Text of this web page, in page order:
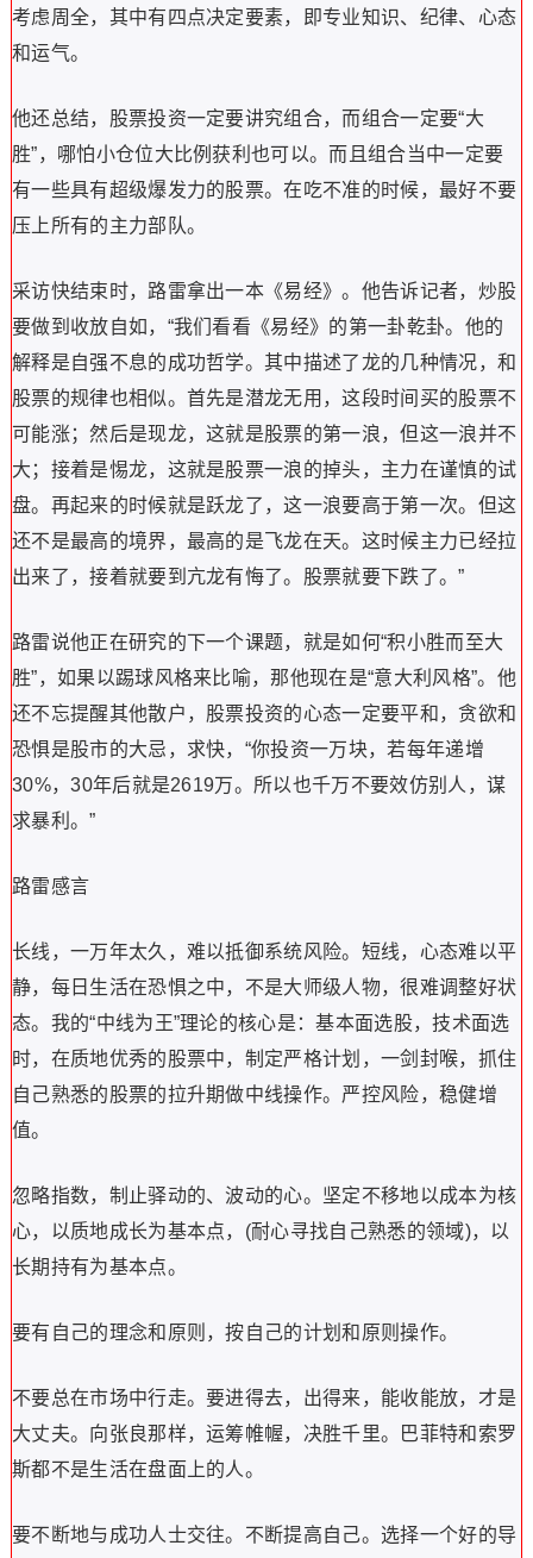
考虑周全，其中有四点决定要素，即专业知识、纪律、心态
和运气。
他还总结，股票投资一定要讲究组合，而组合一定要“大
胜”，哪怕小仓位大比例获利也可以。而且组合当中一定要
有一些具有超级爆发力的股票。在吃不准的时候，最好不要
压上所有的主力部队。
采访快结束时，路雷拿出一本《易经》。他告诉记者，炒股
要做到收放自如，“我们看看《易经》的第一卦乾卦。他的
解释是自强不息的成功哲学。其中描述了龙的几种情况，和
股票的规律也相似。首先是潜龙无用，这段时间买的股票不
可能涨；然后是现龙，这就是股票的第一浪，但这一浪并不
大；接着是惕龙，这就是股票一浪的掉头，主力在谨慎的试
盘。再起来的时候就是跃龙了，这一浪要高于第一次。但这
还不是最高的境界，最高的是飞龙在天。这时候主力已经拉
出来了，接着就要到亢龙有悔了。股票就要下跌了。”
路雷说他正在研究的下一个课题，就是如何“积小胜而至大
胜”，如果以踢球风格来比喻，那他现在是“意大利风格”。他
还不忘提醒其他散户，股票投资的心态一定要平和，贪欲和
恐惧是股市的大忌，求快，“你投资一万块，若每年递增
30%，30年后就是2619万。所以也千万不要效仿别人，谋
求暴利。”
路雷感言
长线，一万年太久，难以抵御系统风险。短线，心态难以平
静，每日生活在恐惧之中，不是大师级人物，很难调整好状
态。我的“中线为王”理论的核心是：基本面选股，技术面选
时，在质地优秀的股票中，制定严格计划，一剑封喉，抓住
自己熟悉的股票的拉升期做中线操作。严控风险，稳健增
值。
忽略指数，制止驿动的、波动的心。坚定不移地以成本为核
心，以质地成长为基本点，(耐心寻找自己熟悉的领域)，以
长期持有为基本点。
要有自己的理念和原则，按自己的计划和原则操作。
不要总在市场中行走。要进得去，出得来，能收能放，才是
大丈夫。向张良那样，运筹帷幄，决胜千里。巴菲特和索罗
斯都不是生活在盘面上的人。
要不断地与成功人士交往。不断提高自己。选择一个好的导